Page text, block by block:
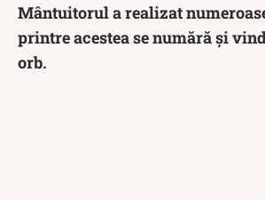
Mântuitorul a realizat
printre acestea se numără și
orb.